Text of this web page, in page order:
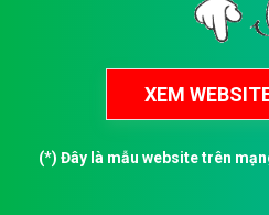
(*) Đây là mẫu website trên